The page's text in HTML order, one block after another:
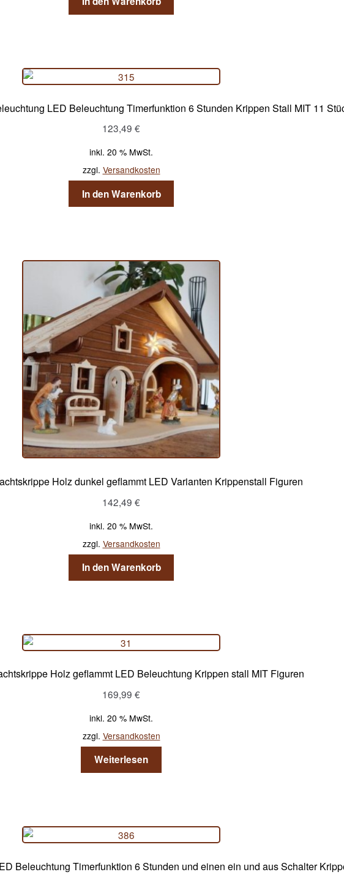
LED Beleuchtung Timerfunktion 6 Stunden Krippen Stall MIT 11
123,49 €
inkl. 20 % MwSt.
zzgl. Versandkosten
In den Warenkorb
Holz dunkel geflammt LED Varianten Krippenstall Figuren
142,49 €
inkl. 20 % MwSt.
zzgl. Versandkosten
In den Warenkorb
Holz geflammt LED Beleuchtung Krippen stall MIT Figuren
169,99 €
inkl. 20 % MwSt.
zzgl. Versandkosten
Weiterlesen
Beleuchtung Timerfunktion 6 Stunden und einen ein und aus Schalter